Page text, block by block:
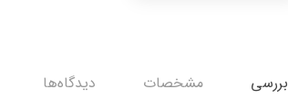
بررسی مشخصات دیدگاه‌ها